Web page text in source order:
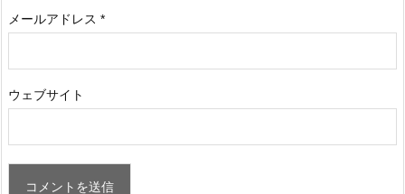
メールアドレス *
ウェブサイト